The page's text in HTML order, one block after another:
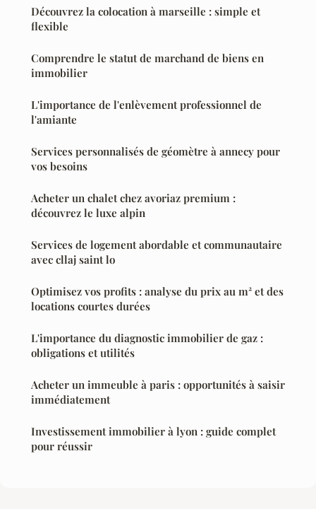
Découvrez la colocation à marseille : simple et
flexible
Comprendre le statut de marchand de biens en
immobilier
L'importance de l'enlèvement professionnel de
l'amiante
Services personnalisés de géomètre à annecy pour
vos besoins
Acheter un chalet chez avoriaz premium :
découvrez le luxe alpin
Services de logement abordable et communautaire
avec cllaj saint lo
Optimisez vos profits : analyse du prix au m² et des
locations courtes durées
L'importance du diagnostic immobilier de gaz :
obligations et utilités
Acheter un immeuble à paris : opportunités à saisir
immédiatement
Investissement immobilier à lyon : guide complet
pour réussir